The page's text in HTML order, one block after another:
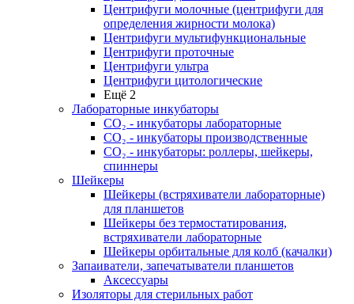
Центрифуги молочные (центрифуги для
определения жирности молока)
Центрифуги мультифункциональные
Центрифуги проточные
Центрифуги ультра
Центрифуги цитологические
Ещё 2
Лабораторные инкубаторы
СО₂ - инкубаторы лабораторные
СО₂ - инкубаторы производственные
СО₂ - инкубаторы: роллеры, шейкеры,
спиннеры
Шейкеры
Шейкеры (встряхиватели лабораторные)
для планшетов
Шейкеры без термостатирования,
встряхиватели лабораторные
Шейкеры орбитальные для колб (качалки)
Запаиватели, запечатыватели планшетов
Аксессуары
Изоляторы для стерильных работ